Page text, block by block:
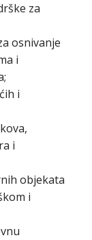
za
osnivanje
i
i
i
objekata
i